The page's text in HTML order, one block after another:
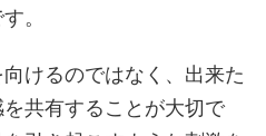
。
けるのではなく、出来た
共有することが大切で